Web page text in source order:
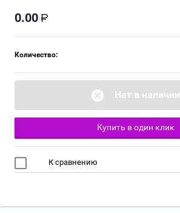
0.00
Количество:
Нет в наличии
Купить в один клик
К сравнению